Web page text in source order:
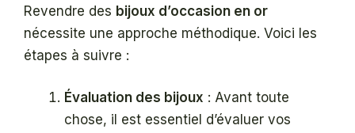
Revendre des bijoux d’occasion en or
nécessite une approche méthodique. Voici les
étapes à suivre :
Évaluation des bijoux : Avant toute
chose, il est essentiel d’évaluer vos